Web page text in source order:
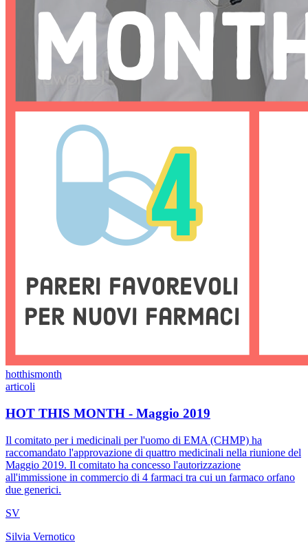
hotthismonth
articoli
HOT THIS MONTH - Maggio 2019
Il comitato per i medicinali per l'uomo di EMA (CHMP) ha
raccomandato l'approvazione di quattro medicinali nella riunione del
Maggio 2019. Il comitato ha concesso l'autorizzazione
all'immissione in commercio di 4 farmaci tra cui un farmaco orfano
due generici.
SV
Silvia Vernotico